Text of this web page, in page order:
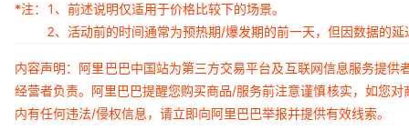
*注：
1、前述说明仅适用于价格比较下的场景。
2、活动前的时间通常为预热期/爆发期的前一天，但因数据的
内容声明：阿里巴巴中国站为第三方交易平台及互联网信息服务提
经营者负责。阿里巴巴提醒您购买商品/服务前注意谨慎核实，如您
内有任何违法/侵权信息，请立即向阿里巴巴举报并提供有效线索。